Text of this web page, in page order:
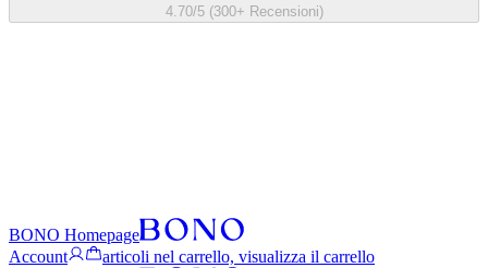
4.70/5 (300+ Recensioni)
BONO Homepage
Account
articoli nel carrello, visualizza il carrello